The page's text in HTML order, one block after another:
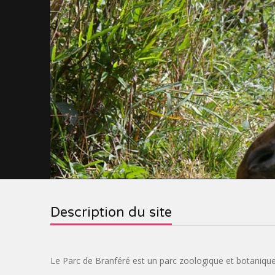
Description du site
Le Parc de Branféré est un parc zoologique et